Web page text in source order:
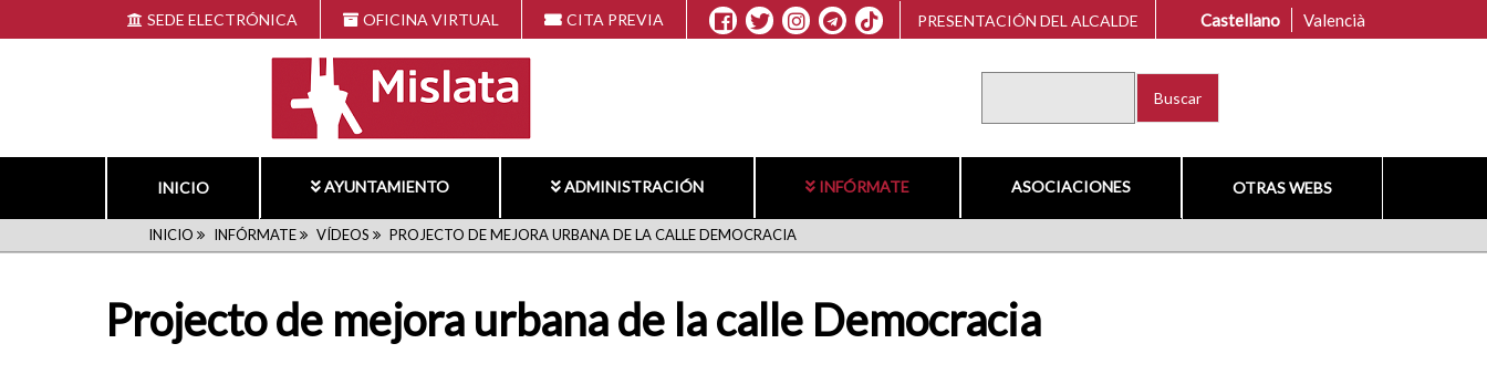
al
SEDE ELECTRÓNICA OFICINA VIRTUAL CITA PREVIA PRESENTACIÓN DEL ALCALDE Castellano Valencià
INICIO AYUNTAMIENTO ADMINISTRACIÓN INFÓRMATE ASOCIACIONES OTRAS WEBS
RUTA
DE
NAVEGACIÓN
INICIO INFÓRMATE VÍDEOS PROJECTO DE MEJORA URBANA DE LA CALLE DEMOCRACIA
Projecto de mejora urbana de la calle Democracia